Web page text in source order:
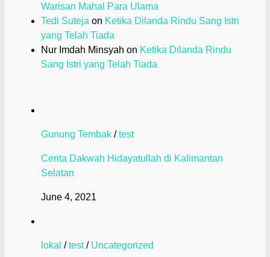
Warisan Mahal Para Ulama
Tedi Suteja on Ketika Dilanda Rindu Sang Istri
yang Telah Tiada
Nur Imdah Minsyah on Ketika Dilanda Rindu
Sang Istri yang Telah Tiada
Gunung Tembak /test
Cerita Dakwah Hidayatullah di Kalimantan
Selatan
June 4, 2021
lokal /test/ Uncategorized